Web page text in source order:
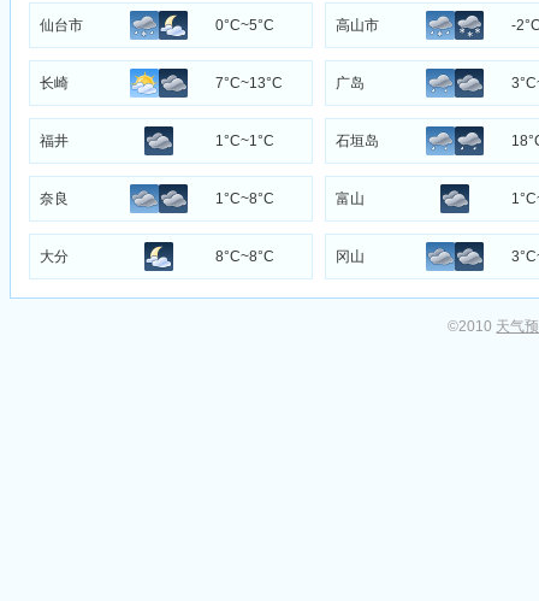
仙台市 0°C~5°C 高山市 -
长崎 7°C~13°C 广岛
福井 1°C~1°C 石垣岛
奈良 1°C~8°C 富山
大分 8°C~8°C 冈山
©2010 天气